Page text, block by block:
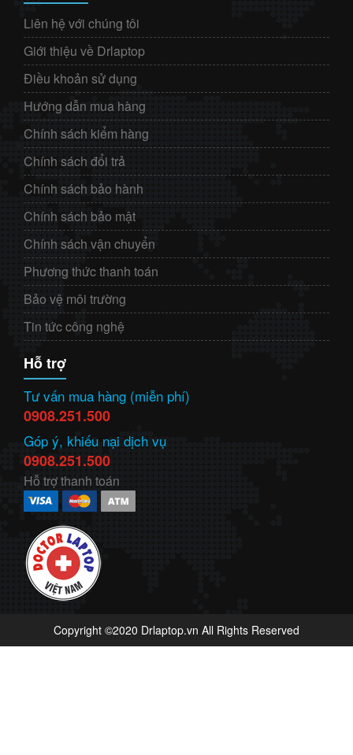
Liên hệ với chúng tôi
Giới thiệu về Drlaptop
Điều khoản sử dụng
Hướng dẫn mua hàng
Chính sách kiểm hàng
Chính sách đổi trả
Chính sách bảo hành
Chính sách bảo mật
Chính sách vận chuyển
Phương thức thanh toán
Bảo vệ môi trường
Tin tức công nghệ
Hỗ trợ
Tư vấn mua hàng (miễn phí)
0908.251.500
Góp ý, khiếu nại dịch vụ
0908.251.500
Hỗ trợ thanh toán
Copyright ©2020 Drlaptop.vn All Rights Reserved